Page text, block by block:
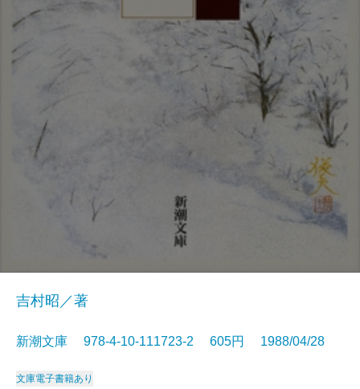
吉村昭／著
新潮文庫 978-4-10-111723-2 605円 1988/04/28
文庫電子書籍あり